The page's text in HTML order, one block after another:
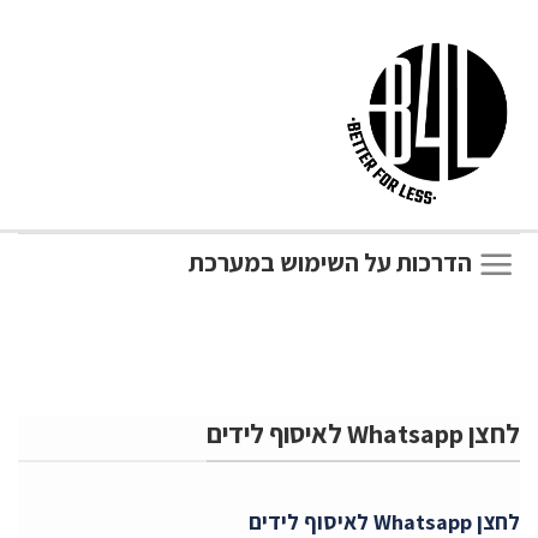
הדרכות על השימוש במערכת
לחצן Whatsapp לאיסוף לידים
לחצן Whatsapp לאיסוף לידים